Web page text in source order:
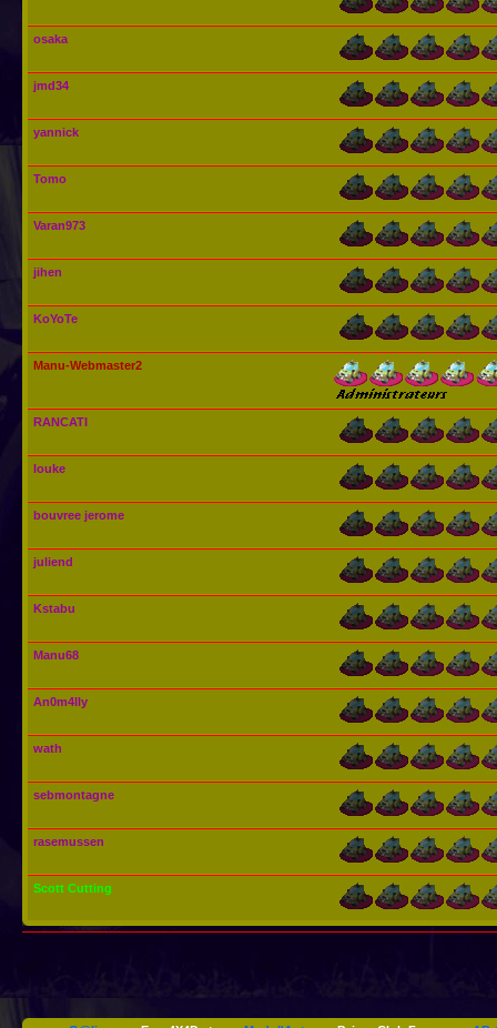
osaka
jmd34
yannick
Tomo
Varan973
jihen
KoYoTe
Manu-Webmaster2
RANCATI
louke
bouvree jerome
juliend
Kstabu
Manu68
An0m4lly
wath
sebmontagne
rasemussen
Scott Cutting